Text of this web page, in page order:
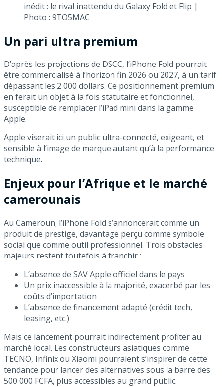
inédit : le rival inattendu du Galaxy Fold et Flip |
Photo : 9TO5MAC
Un pari ultra premium
D’après les projections de DSCC, l’iPhone Fold pourrait
être commercialisé à l’horizon fin 2026 ou 2027, à un tarif
dépassant les 2 000 dollars. Ce positionnement premium
en ferait un objet à la fois statutaire et fonctionnel,
susceptible de remplacer l’iPad mini dans la gamme
Apple.
Apple viserait ici un public ultra-connecté, exigeant, et
sensible à l’image de marque autant qu’à la performance
technique.
Enjeux pour l’Afrique et le marché
camerounais
Au Cameroun, l’iPhone Fold s’annoncerait comme un
produit de prestige, davantage perçu comme symbole
social que comme outil professionnel. Trois obstacles
majeurs restent toutefois à franchir :
L’absence de SAV Apple officiel dans le pays
Un prix inaccessible à la majorité, exacerbé par les
coûts d’importation
L’absence de financement adapté (crédit tech,
leasing, etc.)
Mais ce lancement pourrait indirectement profiter au
marché local. Les constructeurs asiatiques comme
TECNO, Infinix ou Xiaomi pourraient s’inspirer de cette
tendance pour lancer des alternatives sous la barre des
500 000 FCFA, plus accessibles au grand public.